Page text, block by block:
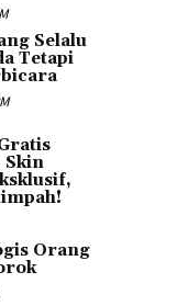
Selalu
Tetapi
Orang